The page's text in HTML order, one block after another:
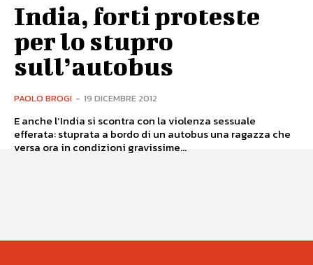
India, forti proteste
per lo stupro
sull’autobus
PAOLO BROGI - 19 DICEMBRE 2012
E anche l’India si scontra con la violenza sessuale
efferata: stuprata a bordo di un autobus una ragazza che
versa ora in condizioni gravissime...